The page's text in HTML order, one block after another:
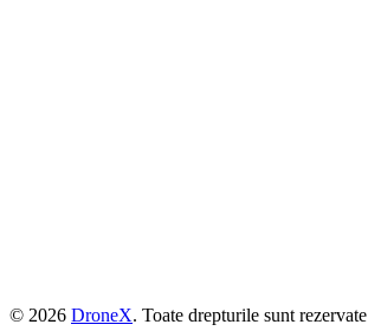
© 2026 DroneX. Toate drepturile sunt rezervate